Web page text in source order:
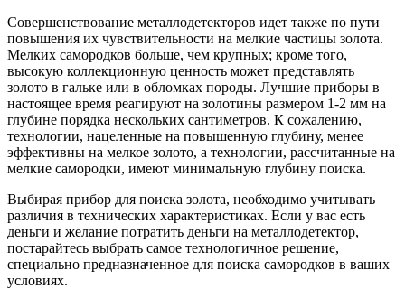
Совершенствование металлодетекторов идет также по пути
повышения их чувствительности на мелкие частицы золота.
Мелких самородков больше, чем крупных; кроме того,
высокую коллекционную ценность может представлять
золото в гальке или в обломках породы. Лучшие приборы в
настоящее время реагируют на золотины размером 1-2 мм на
глубине порядка нескольких сантиметров. К сожалению,
технологии, нацеленные на повышенную глубину, менее
эффективны на мелкое золото, а технологии, рассчитанные на
мелкие самородки, имеют минимальную глубину поиска.
Выбирая прибор для поиска золота, необходимо учитывать
различия в технических характеристиках. Если у вас есть
деньги и желание потратить деньги на металлодетектор,
постарайтесь выбрать самое технологичное решение,
специально предназначенное для поиска самородков в ваших
условиях.